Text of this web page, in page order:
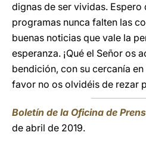
dignas de ser vividas. Espero
programas nunca falten las
buenas noticias que vale la
esperanza. ¡Qué el Señor os
bendición, con su cercanía
favor no os olvidéis de rezar
Boletín de la Oficina de
de abril de 2019.